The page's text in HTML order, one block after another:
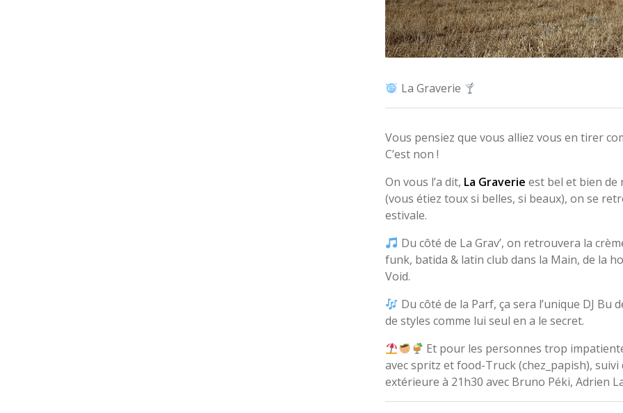
La Graverie
Vous pensiez que vous alliez vous en tirer
C’est non !
On vous l’a dit, La Graverie est bel et bien
(vous étiez toux si belles, si beaux), on se
estivale.
Du côté de La Grav’, on retrouvera la
funk, batida & latin club dans la Main, de la
Void.
Du côté de la Parf, ça sera l’unique DJ
de styles comme lui seul en a le secret.
Et pour les personnes trop
avec spritz et food-Truck (chez_papish),
extérieure à 21h30 avec Bruno Péki, Adrien